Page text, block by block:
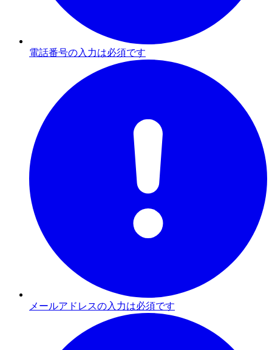
電話番号の入力は必須です
メールアドレスの入力は必須です